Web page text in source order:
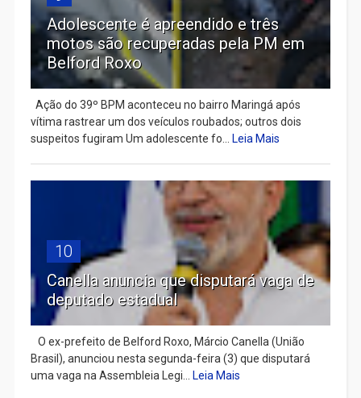
Adolescente é apreendido e três
motos são recuperadas pela PM em
Belford Roxo
Ação do 39º BPM aconteceu no bairro Maringá após
vítima rastrear um dos veículos roubados; outros dois
suspeitos fugiram Um adolescente fo...
Leia Mais
10
Canella anuncia que disputará vaga de
deputado estadual
​ O ex-prefeito de Belford Roxo, Márcio Canella (União
Brasil), anunciou nesta segunda-feira (3) que disputará
uma vaga na Assembleia Legi...
Leia Mais